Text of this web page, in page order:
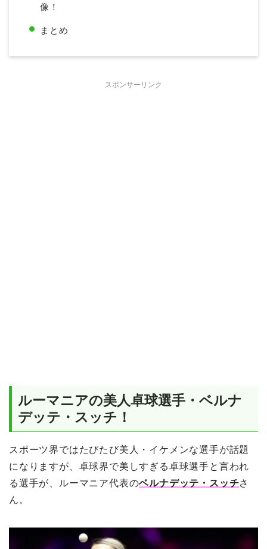
像！
まとめ
スポンサーリンク
ルーマニアの美人卓球選手・ベルナ
デッテ・スッチ！
スポーツ界ではたびたび美人・イケメンな選手が話題
になりますが、卓球界で美しすぎる卓球選手と言われ
る選手が、ルーマニア代表のベルナデッテ・スッチさ
ん。